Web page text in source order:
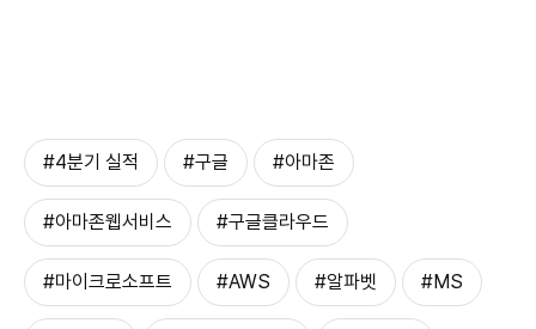
#4분기 실적 #구글 #아마존
#아마존웹서비스 #구글클라우드
#마이크로소프트 #AWS #알파벳 #MS